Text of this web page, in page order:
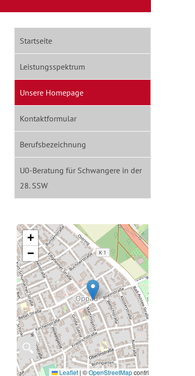
Startseite
Leistungsspektrum
Unsere Homepage
Kontaktformular
Berufsbezeichnung
U0-Beratung für Schwangere in der
28. SSW
🔍
+
−
Leaflet| ©OpenStreetMapcontributors